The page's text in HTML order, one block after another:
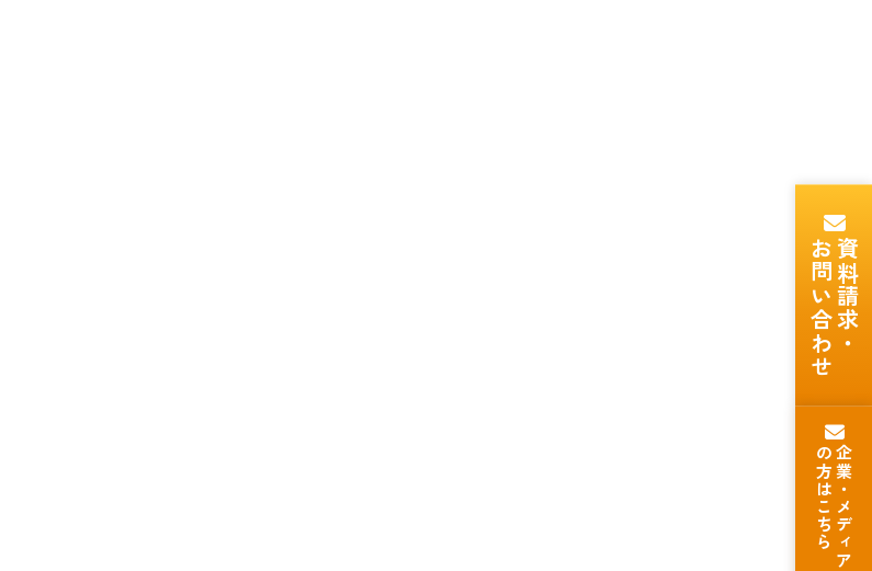
資料請求・
お問い合わせ
企業・メディア
の方はこちら